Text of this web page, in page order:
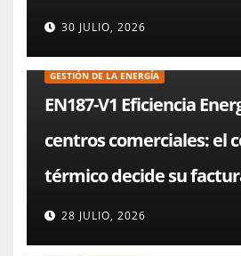
30 JULIO, 2026
GESTIÓN DE LA ENERGÍA
EN187-V1 Eficiencia
centros comerciales: el
térmico decide su
chiller
28 JULIO, 2026